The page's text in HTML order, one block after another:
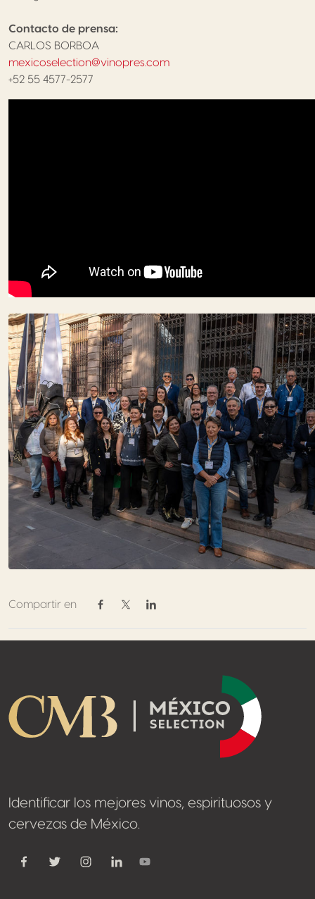
Contacto de prensa:
CARLOS BORBOA
mexicoselection@vinopres.com
+52 55 4577-2577
Compartir en
Compartir en Facebook
Compartir en Twitter / X
Compartir en Linkedin
Identificar los mejores vinos, espirituosos y
cervezas de México.